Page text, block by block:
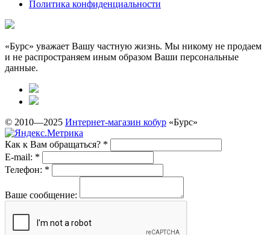
Политика конфиденциальности
«Бурс» уважает Вашу частную жизнь. Мы никому не продаем
и не распространяем иным образом Ваши персональные
данные.
© 2010—2025 Интернет-магазин кобур «Бурс»
Как к Вам обращаться? *
E-mail: *
Телефон: *
Ваше сообщение: